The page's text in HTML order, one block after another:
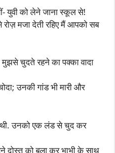
युवी को लेने जाना स्कूल से!
मजा देती रहिए मैं आपको सब
चुदते रहने का पक्का वादा
उनकी गांड भी मारी और
थी. उनको एक लंड से चुद कर
दोस्त को बुला कर भाभी के साथ